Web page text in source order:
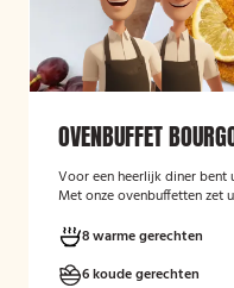
OVENBUFFET
Voor een heerlijk diner bent
Met onze ovenbuffetten zet
personen is een ovenbuffet
8 warme gerechten
6 koude gerechten